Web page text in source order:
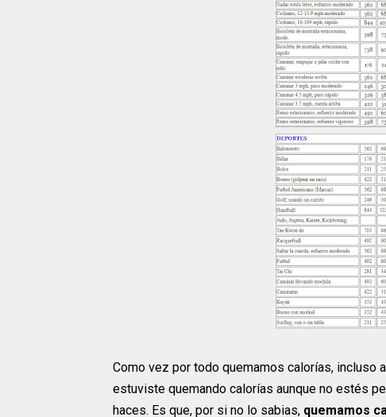
Como vez por todo quemamos calorías, incluso
estuviste quemando calorías aunque no estés
haces. Es que, por si no lo sabias, quemamos